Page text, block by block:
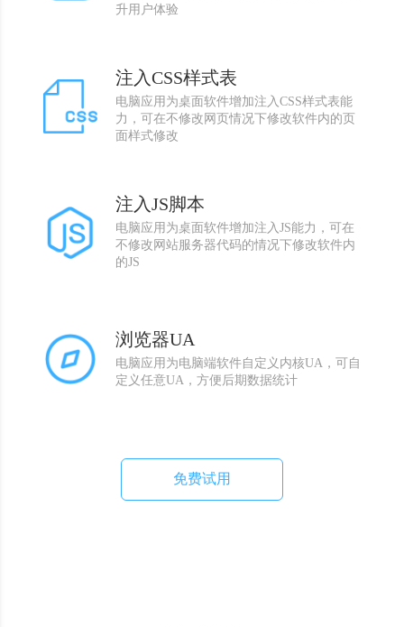
升用户体验
注入CSS样式表
电脑应用为桌面软件增加注入CSS样式表能
力，可在不修改网页情况下修改软件内的页
面样式修改
注入JS脚本
电脑应用为桌面软件增加注入JS能力，可在
不修改网站服务器代码的情况下修改软件内
的JS
浏览器UA
电脑应用为电脑端软件自定义内核UA，可自
定义任意UA，方便后期数据统计
免费试用